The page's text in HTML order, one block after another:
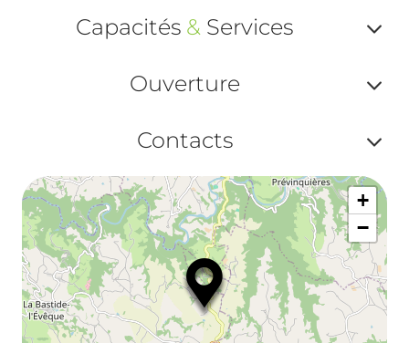
ou
Capacités & Services
ou
Ouverture
ou
et
Contacts
ou
+
−